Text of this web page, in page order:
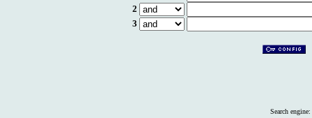
2
3
Search engine: